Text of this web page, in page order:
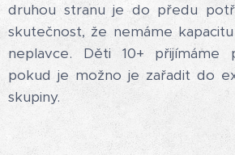
druhou stranu je do předu
skutečnost, že nemáme
neplavce. Děti 10+ přijímáme
pokud je možno je zařadit do
skupiny.